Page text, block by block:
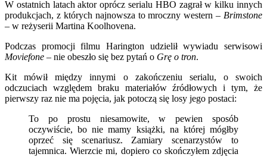
W ostatnich latach aktor oprócz serialu HBO zagrał w kilku innych
produkcjach, z których najnowsza to mroczny western – Brimstone
– w reżyserii Martina Koolhovena.
Podczas promocji filmu Harington udzielił wywiadu serwisowi
Moviefone – nie obeszło się bez pytań o Grę o tron.
Kit mówił między innymi o zakończeniu serialu, o swoich
odczuciach względem braku materiałów źródłowych i tym, że
pierwszy raz nie ma pojęcia, jak potoczą się losy jego postaci:
To po prostu niesamowite, w pewien sposób
oczywiście, bo nie mamy książki, na której mógłby
oprzeć się scenariusz. Zamiary scenarzystów to
tajemnica. Wierzcie mi, dopiero co skończyłem zdjęcia